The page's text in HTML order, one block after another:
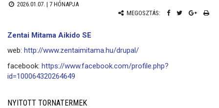
2026.01.07. | 7 HÓNAPJA
MEGOSZTÁS:
Zentai Mitama Aikido SE
web: http://www.zentaimitama.hu/drupal/
facebook: https://www.facebook.com/profile.php?
id=100064320264649
NYITOTT TORNATERMEK